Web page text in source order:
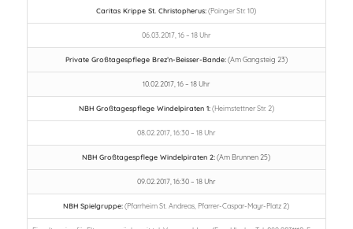
Caritas Krippe St. Christopherus:(Poinger Str. 10)
06.03.2017, 16 – 18 Uhr
Private Großtagespflege Brez’n-Beisser-Bande:(Am Gangsteig 23)
10.02.2017, 16 – 18 Uhr
NBH Großtagespflege Windelpiraten 1:(Heimstettner Str. 2)
08.02.2017, 16:30 – 18 Uhr
NBH Großtagespflege Windelpiraten 2:(Am Brunnen 25)
09.02.2017, 16:30 – 18 Uhr
NBH Spielgruppe:(Pfarrheim St. Andreas, Pfarrer-Caspar-Mayr-Platz 2)